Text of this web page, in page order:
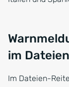
im
Im Dateien-